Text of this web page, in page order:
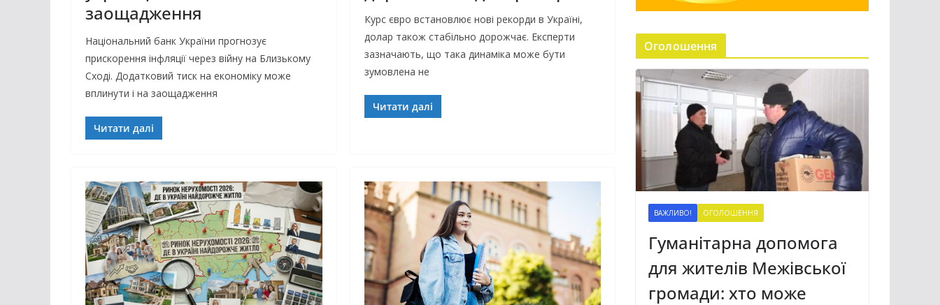
заощадження
Національний банк України прогнозує
прискорення інфляції через війну на Близькому
Сході. Додатковий тиск на економіку може
вплинути і на заощадження
Читати далі
Курс євро встановлює нові рекорди в Україні,
долар також стабільно дорожчає. Експерти
зазначають, що така динаміка може бути
зумовлена не
Читати далі
Оголошення
ВАЖЛИВО! ОГОЛОШЕННЯ
Гуманітарна допомога
для жителів Межівської
громади: хто може